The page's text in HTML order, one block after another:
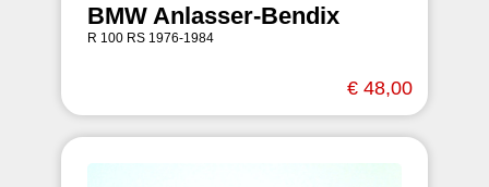
BMW Anlasser-Bendix
R 100 RS 1976-1984
€ 48,00